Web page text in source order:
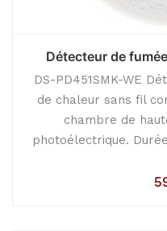
Détecteur de
DS-PD451SMK-WE
de chaleur sans fil
chambre de
photoélectrique.